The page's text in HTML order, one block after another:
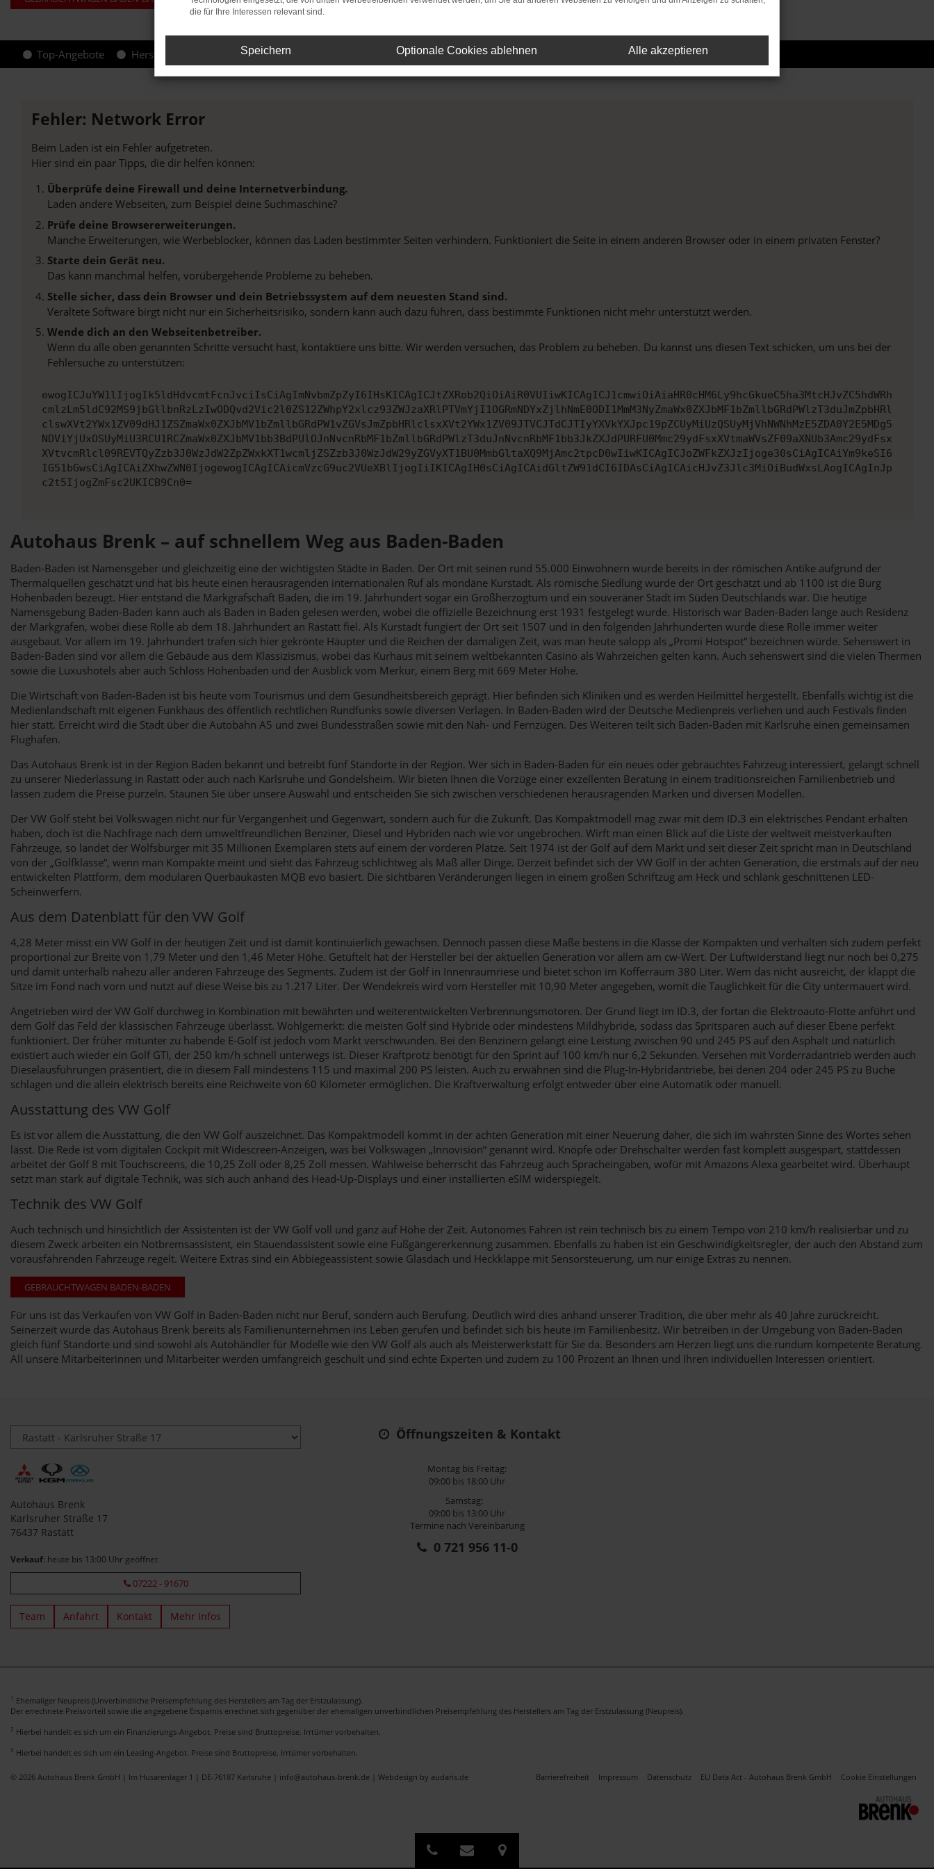
Top-Angebote Hersteller-Info
Fehler: Network Error
Beim Laden ist ein Fehler aufgetreten.
Hier sind ein paar Tipps, die dir helfen können:
Überprüfe deine Firewall und deine Internetverbindung.
Laden andere Webseiten, zum Beispiel deine Suchmaschine?
Prüfe deine Browsererweiterungen.
Manche Erweiterungen, wie Werbeblocker, können das Laden bestimmter Seiten verhindern. Funktioniert die Seite in einem anderen Browser oder in einem privaten Fenster?
Starte dein Gerät neu.
Das kann manchmal helfen, vorübergehende Probleme zu beheben.
Stelle sicher, dass dein Browser und dein Betriebssystem auf dem neuesten Stand sind.
Veraltete Software birgt nicht nur ein Sicherheitsrisiko, sondern kann auch dazu führen, dass bestimmte Funktionen nicht mehr unterstützt werden.
Wende dich an den Webseitenbetreiber.
Wenn du alle oben genannten Schritte versucht hast, kontaktiere uns bitte. Wir werden versuchen, das Problem zu beheben. Du kannst uns diesen Text schicken, um uns bei der
Fehlersuche zu unterstützen:
ewogICJuYW1lIjogIk5ldHdvcmtFcnJvciIsCiAgImNvbmZpZyI6IHsKICAgICJtZXRob2QiOiAiR0VUIiwKICAgICJ1cmwiOiAiaHR0cHM6Ly9hcGkueC5ha3MtcHJvZC5hdWRh
cmlzLm5ldC92MS9jbGllbnRzLzIwODQvd2Vic2l0ZS12ZWhpY2xlcz93ZWJzaXRlPTVmYjI1OGRmNDYxZjlhNmE0ODI1MmM3NyZmaWx0ZXJbMF1bZmllbGRdPWlzT3duJmZpbHRl
clswXVt2YWx1ZV09dHJ1ZSZmaWx0ZXJbMV1bZmllbGRdPW1vZGVsJmZpbHRlclsxXVt2YWx1ZV09JTVCJTdCJTIyYXVkYXJpc19pZCUyMiUzQSUyMjVhNWNhMzE5ZDA0Y2E5MDg5
NDViYjUxOSUyMiU3RCU1RCZmaWx0ZXJbMV1bb3BdPUlOJnNvcnRbMF1bZmllbGRdPWlzT3duJnNvcnRbMF1bb3JkZXJdPURFU0Mmc29ydFsxXVtmaWVsZF09aXNUb3Amc29ydFsx
XVtvcmRlcl09REVTQyZzb3J0WzJdW2ZpZWxkXT1wcmljZSZzb3J0WzJdW29yZGVyXT1BU0MmbGltaXQ9MjAmc2tpcD0wIiwKICAgICJoZWFkZXJzIjoge30sCiAgICAiYm9keSI6
IG51bGwsCiAgICAiZXhwZWN0IjogewogICAgICAicmVzcG9uc2VUeXBlIjogIiIKICAgIH0sCiAgICAidGltZW91dCI6IDAsCiAgICAicHJvZ3Jlc3MiOiBudWxsLAogICAgInJp
c2t5IjogZmFsc2UKICB9Cn0=
Autohaus Brenk – auf schnellem Weg aus Baden-Baden
Baden-Baden ist Namensgeber und gleichzeitig eine der wichtigsten Städte in Baden. Der Ort mit seinen rund 55.000 Einwohnern wurde bereits in der römischen Antike aufgrund der
Thermalquellen geschätzt und hat bis heute einen herausragenden internationalen Ruf als mondäne Kurstadt. Als römische Siedlung wurde der Ort geschätzt und ab 1100 ist die Burg
Hohenbaden bezeugt. Hier entstand die Markgrafschaft Baden, die im 19. Jahrhundert sogar ein Großherzogtum und ein souveräner Stadt im Süden Deutschlands war. Die heutige
Namensgebung Baden-Baden kann auch als Baden in Baden gelesen werden, wobei die offizielle Bezeichnung erst 1931 festgelegt wurde. Historisch war Baden-Baden lange auch Residenz
der Markgrafen, wobei diese Rolle ab dem 18. Jahrhundert an Rastatt fiel. Als Kurstadt fungiert der Ort seit 1507 und in den folgenden Jahrhunderten wurde diese Rolle immer weiter
ausgebaut. Vor allem im 19. Jahrhundert trafen sich hier gekrönte Häupter und die Reichen der damaligen Zeit, was man heute salopp als „Promi Hotspot“ bezeichnen würde. Sehenswert in
Baden-Baden sind vor allem die Gebäude aus dem Klassizismus, wobei das Kurhaus mit seinem weltbekannten Casino als Wahrzeichen gelten kann. Auch sehenswert sind die vielen Thermen
sowie die Luxushotels aber auch Schloss Hohenbaden und der Ausblick vom Merkur, einem Berg mit 669 Meter Höhe.
Die Wirtschaft von Baden-Baden ist bis heute vom Tourismus und dem Gesundheitsbereich geprägt. Hier befinden sich Kliniken und es werden Heilmittel hergestellt. Ebenfalls wichtig ist die
Medienlandschaft mit eigenen Funkhaus des öffentlich rechtlichen Rundfunks sowie diversen Verlagen. In Baden-Baden wird der Deutsche Medienpreis verliehen und auch Festivals finden
hier statt. Erreicht wird die Stadt über die Autobahn A5 und zwei Bundesstraßen sowie mit den Nah- und Fernzügen. Des Weiteren teilt sich Baden-Baden mit Karlsruhe einen gemeinsamen
Flughafen.
Das Autohaus Brenk ist in der Region Baden bekannt und betreibt fünf Standorte in der Region. Wer sich in Baden-Baden für ein neues oder gebrauchtes Fahrzeug interessiert, gelangt schnell
zu unserer Niederlassung in Rastatt oder auch nach Karlsruhe und Gondelsheim. Wir bieten Ihnen die Vorzüge einer exzellenten Beratung in einem traditionsreichen Familienbetrieb und
lassen zudem die Preise purzeln. Staunen Sie über unsere Auswahl und entscheiden Sie sich zwischen verschiedenen herausragenden Marken und diversen Modellen.
Der VW Golf steht bei Volkswagen nicht nur für Vergangenheit und Gegenwart, sondern auch für die Zukunft. Das Kompaktmodell mag zwar mit dem ID.3 ein elektrisches Pendant erhalten
haben, doch ist die Nachfrage nach dem umweltfreundlichen Benziner, Diesel und Hybriden nach wie vor ungebrochen. Wirft man einen Blick auf die Liste der weltweit meistverkauften
Fahrzeuge, so landet der Wolfsburger mit 35 Millionen Exemplaren stets auf einem der vorderen Plätze. Seit 1974 ist der Golf auf dem Markt und seit dieser Zeit spricht man in Deutschland
von der „Golfklasse“, wenn man Kompakte meint und sieht das Fahrzeug schlichtweg als Maß aller Dinge. Derzeit befindet sich der VW Golf in der achten Generation, die erstmals auf der neu
entwickelten Plattform, dem modularen Querbaukasten MQB evo basiert. Die sichtbaren Veränderungen liegen in einem großen Schriftzug am Heck und schlank geschnittenen LED-
Scheinwerfern.
Aus dem Datenblatt für den VW Golf
4,28 Meter misst ein VW Golf in der heutigen Zeit und ist damit kontinuierlich gewachsen. Dennoch passen diese Maße bestens in die Klasse der Kompakten und verhalten sich zudem perfekt
proportional zur Breite von 1,79 Meter und den 1,46 Meter Höhe. Getüftelt hat der Hersteller bei der aktuellen Generation vor allem am cw-Wert. Der Luftwiderstand liegt nur noch bei 0,275
und damit unterhalb nahezu aller anderen Fahrzeuge des Segments. Zudem ist der Golf in Innenraumriese und bietet schon im Kofferraum 380 Liter. Wem das nicht ausreicht, der klappt die
Sitze im Fond nach vorn und nutzt auf diese Weise bis zu 1.217 Liter. Der Wendekreis wird vom Hersteller mit 10,90 Meter angegeben, womit die Tauglichkeit für die City untermauert wird.
Angetrieben wird der VW Golf durchweg in Kombination mit bewährten und weiterentwickelten Verbrennungsmotoren. Der Grund liegt im ID.3, der fortan die Elektroauto-Flotte anführt und
dem Golf das Feld der klassischen Fahrzeuge überlässt. Wohlgemerkt: die meisten Golf sind Hybride oder mindestens Mildhybride, sodass das Spritsparen auch auf dieser Ebene perfekt
funktioniert. Der früher mitunter zu habende E-Golf ist jedoch vom Markt verschwunden. Bei den Benzinern gelangt eine Leistung zwischen 90 und 245 PS auf den Asphalt und natürlich
existiert auch wieder ein Golf GTI, der 250 km/h schnell unterwegs ist. Dieser Kraftprotz benötigt für den Sprint auf 100 km/h nur 6,2 Sekunden. Versehen mit Vorderradantrieb werden auch
Dieselausführungen präsentiert, die in diesem Fall mindestens 115 und maximal 200 PS leisten. Auch zu erwähnen sind die Plug-In-Hybridantriebe, bei denen 204 oder 245 PS zu Buche
schlagen und die allein elektrisch bereits eine Reichweite von 60 Kilometer ermöglichen. Die Kraftverwaltung erfolgt entweder über eine Automatik oder manuell.
Ausstattung des VW Golf
Es ist vor allem die Ausstattung, die den VW Golf auszeichnet. Das Kompaktmodell kommt in der achten Generation mit einer Neuerung daher, die sich im wahrsten Sinne des Wortes sehen
lässt. Die Rede ist vom digitalen Cockpit mit Widescreen-Anzeigen, was bei Volkswagen „Innovision“ genannt wird. Knöpfe oder Drehschalter werden fast komplett ausgespart, stattdessen
arbeitet der Golf 8 mit Touchscreens, die 10,25 Zoll oder 8,25 Zoll messen. Wahlweise beherrscht das Fahrzeug auch Spracheingaben, wofür mit Amazons Alexa gearbeitet wird. Überhaupt
setzt man stark auf digitale Technik, was sich auch anhand des Head-Up-Displays und einer installierten eSIM widerspiegelt.
Technik des VW Golf
Auch technisch und hinsichtlich der Assistenten ist der VW Golf voll und ganz auf Höhe der Zeit. Autonomes Fahren ist rein technisch bis zu einem Tempo von 210 km/h realisierbar und zu
diesem Zweck arbeiten ein Notbremsassistent, ein Stauendassistent sowie eine Fußgängererkennung zusammen. Ebenfalls zu haben ist ein Geschwindigkeitsregler, der auch den Abstand zum
vorausfahrenden Fahrzeuge regelt. Weitere Extras sind ein Abbiegeassistent sowie Glasdach und Heckklappe mit Sensorsteuerung, um nur einige Extras zu nennen.
GEBRAUCHTWAGEN BADEN-BADEN
Für uns ist das Verkaufen von VW Golf in Baden-Baden nicht nur Beruf, sondern auch Berufung. Deutlich wird dies anhand unserer Tradition, die über mehr als 40 Jahre zurückreicht.
Seinerzeit wurde das Autohaus Brenk bereits als Familienunternehmen ins Leben gerufen und befindet sich bis heute im Familienbesitz. Wir betreiben in der Umgebung von Baden-Baden
gleich fünf Standorte und sind sowohl als Autohändler für Modelle wie den VW Golf als auch als Meisterwerkstatt für Sie da. Besonders am Herzen liegt uns die rundum kompetente Beratung.
All unsere Mitarbeiterinnen und Mitarbeiter werden umfangreich geschult und sind echte Experten und zudem zu 100 Prozent an Ihnen und Ihren individuellen Interessen orientiert.
Autohaus Brenk
Karlsruher Straße 17
76437 Rastatt
Verkauf: heute bis 13:00 Uhr geöffnet
07222 - 91670
Team Anfahrt Kontakt Mehr Infos
Öffnungszeiten & Kontakt
Montag bis Freitag:
09:00 bis 18:00 Uhr
Samstag:
09:00 bis 13:00 Uhr
Termine nach Vereinbarung
0 721 956 11-0
1 Ehemaliger Neupreis (Unverbindliche Preisempfehlung des Herstellers am Tag der Erstzulassung).
Der errechnete Preisvorteil sowie die angegebene Ersparnis errechnet sich gegenüber der ehemaligen unverbindlichen Preisempfehlung des Herstellers am Tag der Erstzulassung (Neupreis).
2 Hierbei handelt es sich um ein Finanzierungs-Angebot. Preise sind Bruttopreise. Irrtümer vorbehalten.
3 Hierbei handelt es sich um ein Leasing-Angebot. Preise sind Bruttopreise. Irrtümer vorbehalten.
Barrierefreiheit Impressum Datenschutz EU Data Act - Autohaus Brenk GmbH Cookie Einstellungen
© 2026 Autohaus Brenk GmbH | Im Husarenlager 1 | DE-76187 Karlsruhe | info@autohaus-brenk.de | Webdesign by audaris.de
die für Ihre Interessen relevant sind.
Speichern Optionale Cookies ablehnen Alle akzeptieren